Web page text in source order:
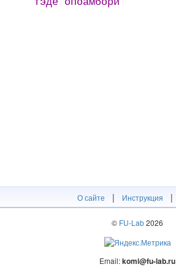
О сайте | Инструкция |
© FU-Lab2026
Email:komi@fu-lab.ru